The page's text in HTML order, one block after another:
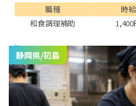
下田の魅力は、何といって
「白浜大浜海岸」は伊豆で
で、透明度の高い海と白い
夏には多くの人が訪れ、青
を楽しみます。
朝早く浜辺を歩くと、波の
れます。
職種
和食調理補助
時給
1,400
静岡県/初島